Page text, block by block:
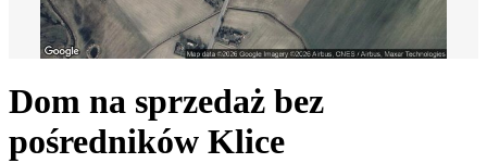
Dom na sprzedaż bez
pośredników Klice